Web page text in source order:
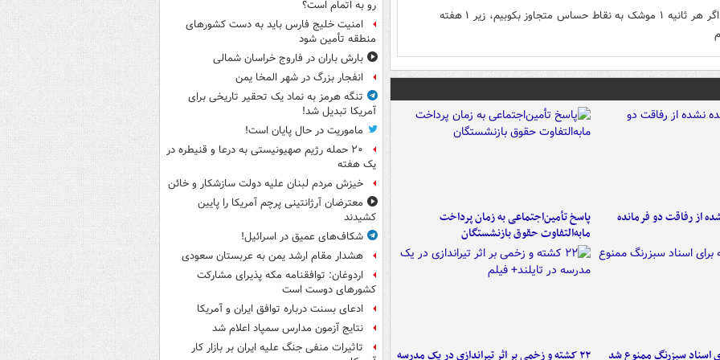
١٠٠١ موشک و پهباد مافوق صوت، همزمان روانۀ دشمن باد. اگر هر ثانیه ١ موشک به نقاط حساس متجاوز بکوبیم، زیر ١ هفته
از رفاقت دو فرمانده‌
پاسخ تأمین‌اجتماعی به زمان پرداخت
مابه‌التفاوت حقوق بازنشستگان
اسناد سبزرنگ ممنوع شد ۲۲ کشته و زخمی بر اثر تیراندازی در یک مدرسه
رو به اتمام است؟
امنیت خلیج فارس باید به دست کشورهای
منطقه تأمین شود
بارش باران در فاروج خراسان شمالی
انفجار بزرگ در شهر المخا یمن
تنگه هرمز به نماد یک تحقیر تاریخی برای
آمریکا تبدیل شد!
ماموریت در حال پایان است!
۲۰ حمله رژیم صهیونیستی به درعا و قنیطره در
یک هفته
خیزش مردم لبنان علیه دولت سازشکار و خائن
معترضان آرژانتینی پرچم آمریکا را پایین
کشیدند
شکاف‌های عمیق در اسرائیل!
هشدار مقام ارشد یمن به عربستان سعودی
اردوغان: توافقنامه مکه پذیرای مشارکت
کشورهای دوست است
ادعای بسنت درباره توافق ایران و آمریکا
نتایج آزمون مدارس سمپاد اعلام شد
تاثیرات منفی جنگ علیه ایران بر بازار کار